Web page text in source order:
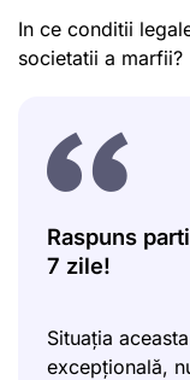
In ce conditii
societatii a marfii?
Raspuns
7 zile!
Situația
excepțională,